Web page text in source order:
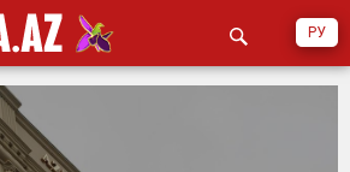
РУ